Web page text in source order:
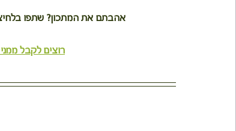
אהבתם את המתכון? שתפו
רוצים לקבל ממני